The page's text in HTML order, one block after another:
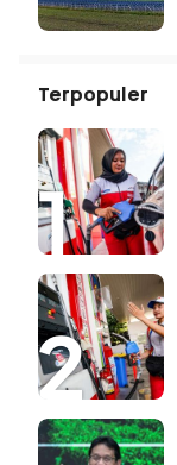
Terpopuler